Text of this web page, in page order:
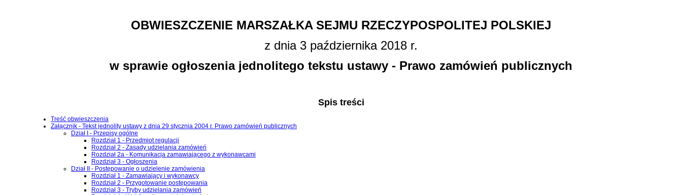
OBWIESZCZENIE MARSZAŁKA SEJMU RZECZYPOSPOLITEJ POLSKIEJ
z dnia 3 października 2018 r.
w sprawie ogłoszenia jednolitego tekstu ustawy - Prawo zamówień publicznych
Spis treści
Treść obwieszczenia
Załącznik - Tekst jednolity ustawy z dnia 29 stycznia 2004 r. Prawo zamówień publicznych
Dział I - Przepisy ogólne
Rozdział 1 - Przedmiot regulacji
Rozdział 2 - Zasady udzielania zamówień
Rozdział 2a - Komunikacja zamawiającego z wykonawcami
Rozdział 3 - Ogłoszenia
Dział II - Postępowanie o udzielenie zamówienia
Rozdział 1 - Zamawiający i wykonawcy
Rozdział 2 - Przygotowanie postępowania
Rozdział 3 - Tryby udzielania zamówień